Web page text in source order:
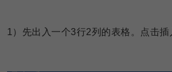
1 ）先出入一个3行2列的表格。点击插